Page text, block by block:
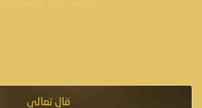
قال تعالى